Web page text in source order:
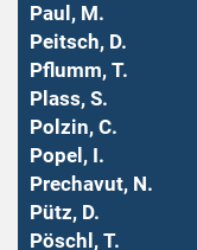
Paul, M.
Peitsch, D.
Pflumm, T.
Plass, S.
Polzin, C.
Popel, I.
Prechavut, N.
Pütz, D.
Pöschl, T.